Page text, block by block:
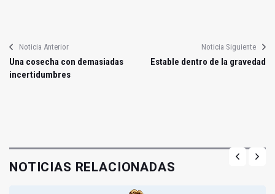
Noticia Anterior
Una cosecha con demasiadas
incertidumbres
Noticia Siguiente
Estable dentro de la gravedad
NOTICIAS RELACIONADAS